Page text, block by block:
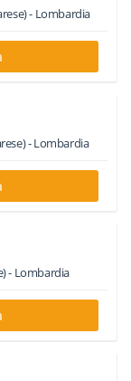
- Lombardia
-Lombardia
- Lombardia